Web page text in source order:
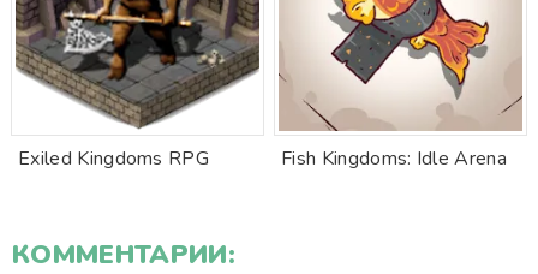
Exiled Kingdoms RPG Fish Kingdoms: Idle Arena
КОММЕНТАРИИ: